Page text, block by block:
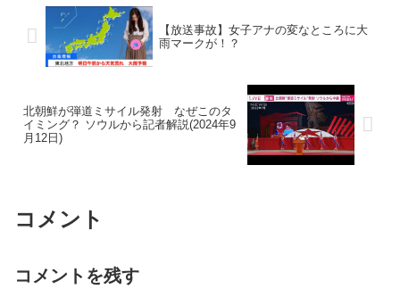
【放送事故】女子アナの変なところに大
雨マークが！？
北朝鮮が弾道ミサイル発射 なぜこのタ
イミング？ ソウルから記者解説(2024年9
月12日)
コメント
コメントを残す